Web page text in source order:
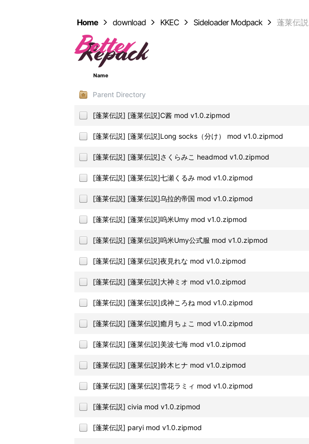
Home download KKEC Sideloader Modpack 蓬莱伝説
Name
Parent Directory
[蓬莱伝説] [蓬莱伝説]C酱 mod v1.0.zipmod
[蓬莱伝説] [蓬莱伝説]Long socks（分け） mod v1.0.zipmod
[蓬莱伝説] [蓬莱伝説]さくらみこ headmod v1.0.zipmod
[蓬莱伝説] [蓬莱伝説]七瀬くるみ mod v1.0.zipmod
[蓬莱伝説] [蓬莱伝説]乌拉的帝国 mod v1.0.zipmod
[蓬莱伝説] [蓬莱伝説]呜米Umy mod v1.0.zipmod
[蓬莱伝説] [蓬莱伝説]呜米Umy公式服 mod v1.0.zipmod
[蓬莱伝説] [蓬莱伝説]夜見れな mod v1.0.zipmod
[蓬莱伝説] [蓬莱伝説]大神ミオ mod v1.0.zipmod
[蓬莱伝説] [蓬莱伝説]戌神ころね mod v1.0.zipmod
[蓬莱伝説] [蓬莱伝説]癒月ちょこ mod v1.0.zipmod
[蓬莱伝説] [蓬莱伝説]美波七海 mod v1.0.zipmod
[蓬莱伝説] [蓬莱伝説]鈴木ヒナ mod v1.0.zipmod
[蓬莱伝説] [蓬莱伝説]雪花ラミィ mod v1.0.zipmod
[蓬莱伝説] civia mod v1.0.zipmod
[蓬莱伝説] paryi mod v1.0.zipmod